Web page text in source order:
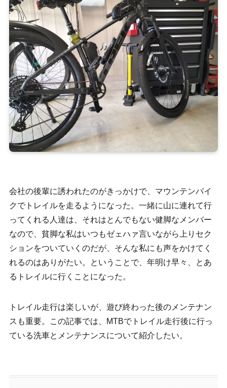
会社の後輩に誘われたのがきっかけで、マウンテンバイ
クでトレイルを走るようになった。一緒に山に連れて行
ってくれる人達は、それはとんでもない健脚なメンバー
なので、貧脚な私はいつもゼェハァ言いながら上りセク
ションをついていくのだが、そんな私にも声をかけてく
れるのはありがたい。ということで、年明け早々、とあ
るトレイルに行くことになった。
トレイル走行は楽しいが、遊び終わった後のメンテナン
スも重要。この記事では、MTBでトレイル走行後に行っ
ている洗車とメンテナンスについて紹介したい。